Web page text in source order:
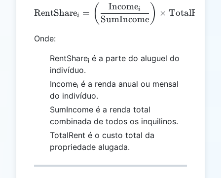
\text{RentShare}_i =
RentSharei = ( SumIncome
Incomei ) × TotalRent
Onde:
RentSharei é a parte do aluguel do
indivíduo.
Incomei é a renda anual ou mensal
do indivíduo.
SumIncome é a renda total
combinada de todos os inquilinos.
TotalRent é o custo total da
propriedade alugada.